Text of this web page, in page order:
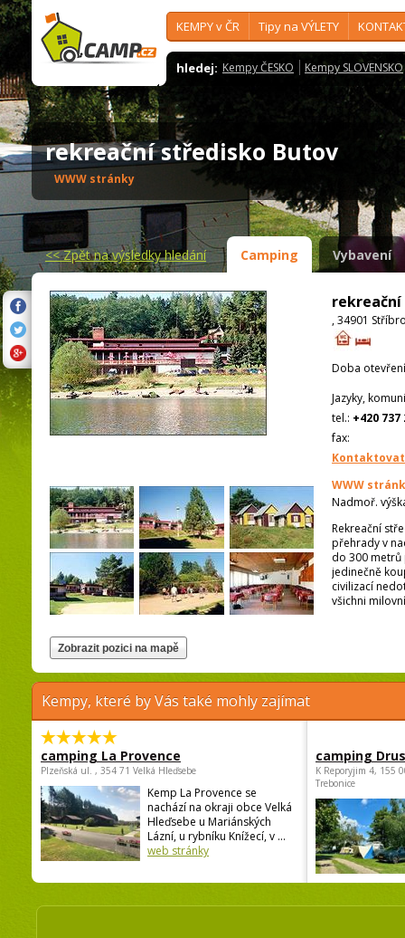
KEMPY v ČR Tipy na VÝLETY
hledej: Kempy ČESKO Kempy SLOVENSKO
rekreační středisko Butov
WWW stránky
<<Zpět na výsledky hledání Camping Vybavení
, 34901
Doba
Jazyky,
tel.: +420 737
fax:
WWW
Nadmoř.
Rekreační
přehrady v
do 300 metrů
jedinečně
civilizací
všichni
Kempy, které by Vás také mohly zajímat
camping La Provence
Plzeňská ul. , 354 71 Velká Hleďsebe
Kemp La Provence se
nachází na okraji obce Velká
Hleďsebe u Mariánských
Lázní, u rybníku Knížecí, v ...
web stránky
camping
K Reporyjim 4, 155
Trebonice